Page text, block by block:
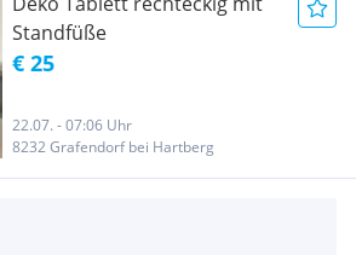
Standfüße
€ 25
22.07. - 07:06 Uhr
8232 Grafendorf bei Hartberg